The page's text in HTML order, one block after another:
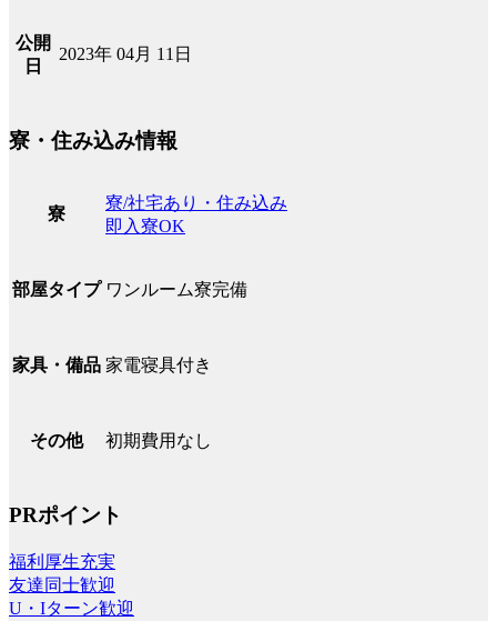
公開
日
2023年 04月 11日
寮・住み込み情報
寮
寮/社宅あり・住み込み
即入寮OK
部屋タイプ ワンルーム寮完備
家具・備品 家電寝具付き
その他 初期費用なし
PRポイント
福利厚生充実
友達同士歓迎
U・Iターン歓迎